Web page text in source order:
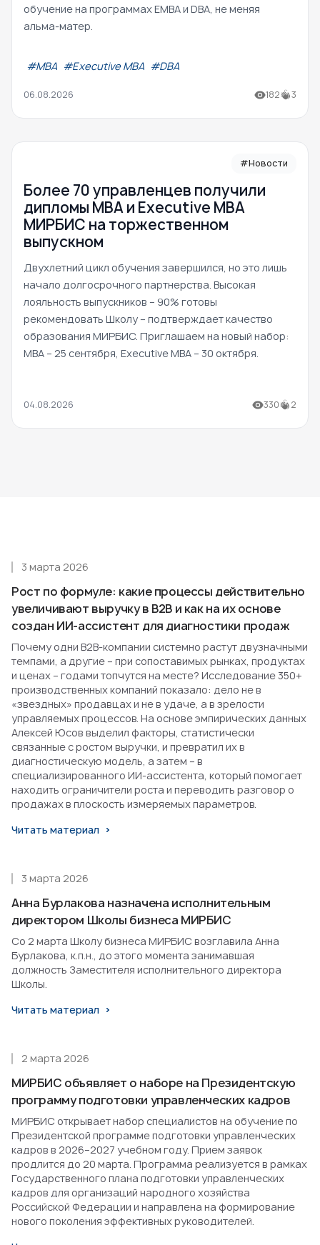
обучение на программах EMBA и DBA, не меняя
альма-матер.
#МВА #Executive MBA #DBA
06.08.2026 182 3
#Новости
Более 70 управленцев получили
дипломы MBA и Executive MBA
МИРБИС на торжественном
выпускном
Двухлетний цикл обучения завершился, но это лишь
начало долгосрочного партнерства. Высокая
лояльность выпускников – 90% готовы
рекомендовать Школу – подтверждает качество
образования МИРБИС. Приглашаем на новый набор:
MBA – 25 сентября, Executive MBA – 30 октября.
04.08.2026 330 2
Рост по формуле: какие процессы действительно
увеличивают выручку в B2B и как на их основе
создан ИИ-ассистент для диагностики продаж
3 марта 2026
Почему одни B2B-компании системно растут двузначными
темпами, а другие – при сопоставимых рынках, продуктах
и ценах – годами топчутся на месте? Исследование 350+
производственных компаний показало: дело не в
«звездных» продавцах и не в удаче, а в зрелости
управляемых процессов. На основе эмпирических данных
Алексей Юсов выделил факторы, статистически
связанные с ростом выручки, и превратил их в
диагностическую модель, а затем – в
специализированного ИИ-ассистента, который помогает
находить ограничители роста и переводить разговор о
продажах в плоскость измеряемых параметров.
Читать материал
Анна Бурлакова назначена исполнительным
директором Школы бизнеса МИРБИС
3 марта 2026
Со 2 марта Школу бизнеса МИРБИС возглавила Анна
Бурлакова, к.п.н., до этого момента занимавшая
должность Заместителя исполнительного директора
Школы.
Читать материал
МИРБИС объявляет о наборе на Президентскую
программу подготовки управленческих кадров
2 марта 2026
МИРБИС открывает набор специалистов на обучение по
Президентской программе подготовки управленческих
кадров в 2026–2027 учебном году. Прием заявок
продлится до 20 марта. Программа реализуется в рамках
Государственного плана подготовки управленческих
кадров для организаций народного хозяйства
Российской Федерации и направлена на формирование
нового поколения эффективных руководителей.